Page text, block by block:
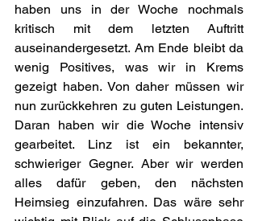
haben uns in der Woche nochmals
kritisch mit dem letzten Auftritt
auseinandergesetzt. Am Ende bleibt da
wenig Positives, was wir in Krems
gezeigt haben. Von daher müssen wir
nun zurückkehren zu guten Leistungen.
Daran haben wir die Woche intensiv
gearbeitet. Linz ist ein bekannter,
schwieriger Gegner. Aber wir werden
alles dafür geben, den nächsten
Heimsieg einzufahren. Das wäre sehr